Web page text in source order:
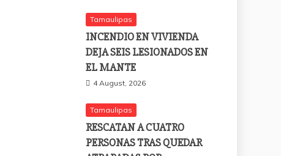
Tamaulipas
INCENDIO EN VIVIENDA
DEJA SEIS LESIONADOS EN
EL MANTE
4 August, 2026
Tamaulipas
RESCATAN A CUATRO
PERSONAS TRAS QUEDAR